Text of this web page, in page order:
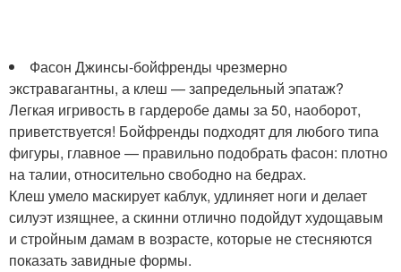
Фасон Джинсы-бойфренды чрезмерно
экстравагантны, а клеш — запредельный эпатаж?
Легкая игривость в гардеробе дамы за 50, наоборот,
приветствуется! Бойфренды подходят для любого типа
фигуры, главное — правильно подобрать фасон: плотно
на талии, относительно свободно на бедрах.
Клеш умело маскирует каблук, удлиняет ноги и делает
силуэт изящнее, а скинни отлично подойдут худощавым
и стройным дамам в возрасте, которые не стесняются
показать завидные формы.